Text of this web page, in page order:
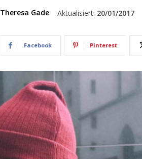
Theresa Gade Aktualisiert: 20/01/2017
Facebook Pinterest